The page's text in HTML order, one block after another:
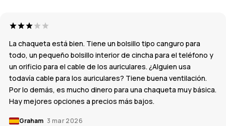
La chaqueta está bien. Tiene un bolsillo tipo canguro para
todo, un pequeño bolsillo interior de cincha para el teléfono y
un orificio para el cable de los auriculares. ¿Alguien usa
todavía cable para los auriculares? Tiene buena ventilación.
Por lo demás, es mucho dinero para una chaqueta muy básica.
Hay mejores opciones a precios más bajos.
Graham 3 mar 2026